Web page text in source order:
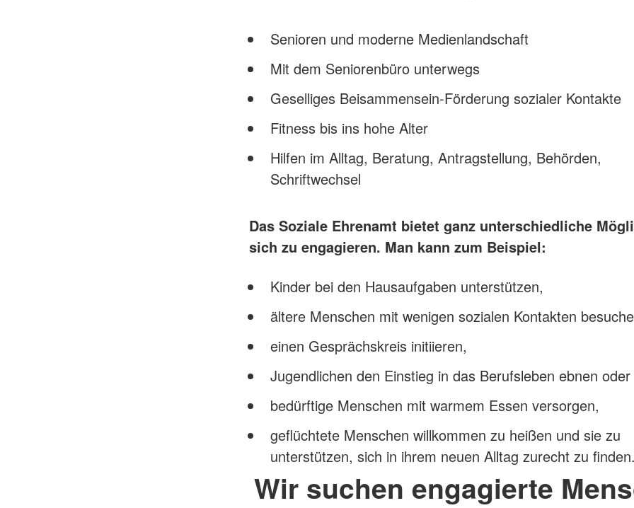
Senioren und moderne Medienlandschaft
Mit dem Seniorenbüro unterwegs
Geselliges Beisammensein-Förderung sozialer Kontakte
Fitness bis ins hohe Alter
Hilfen im Alltag, Beratung, Antragstellung, Behörden,
Schriftwechsel
Das Soziale Ehrenamt bietet ganz unterschiedliche
sich zu engagieren. Man kann zum Beispiel:
Kinder bei den Hausaufgaben unterstützen,
ältere Menschen mit wenigen sozialen Kontakten
einen Gesprächskreis initiieren,
Jugendlichen den Einstieg in das Berufsleben ebnen oder
bedürftige Menschen mit warmem Essen versorgen,
geflüchtete Menschen willkommen zu heißen und sie zu
unterstützen, sich in ihrem neuen Alltag zurecht zu finden.
Wir suchen engagierte